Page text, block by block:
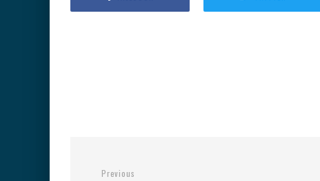
Previous